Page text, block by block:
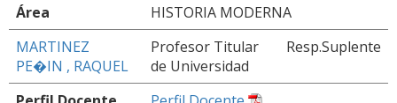
Área
HISTORIA MODERNA
MARTINEZ
PE�IN , RAQUEL
Profesor Titular
de Universidad
Resp.Suplente